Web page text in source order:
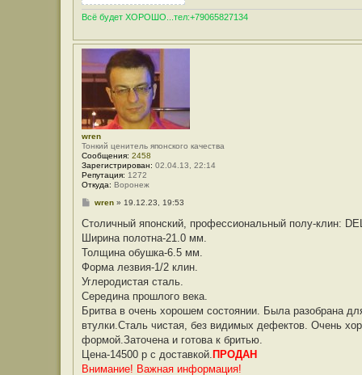
Всё будет ХОРОШО...тел:+79065827134
wren
Тонкий ценитель японского качества
Сообщения: 2458
Зарегистрирован: 02.04.13, 22:14
Репутация: 1272
Откуда: Воронеж
С
о
щ
е
и
е
wren» 19.12.23, 19:53
Столичный японский, профессиональный полу-клин:
Ширина полотна-21.0 мм.
Толщина обушка-6.5 мм.
Форма лезвия-1/2 клин.
Углеродистая сталь.
Середина прошлого века.
Бритва в очень хорошем состоянии. Была разобрана
втулки.Сталь чистая, без видимых дефектов. Очень
формой.Заточена и готова к бритью.
Цена-14500 р с доставкой. ПРОДАН
Внимание! Важная информация!